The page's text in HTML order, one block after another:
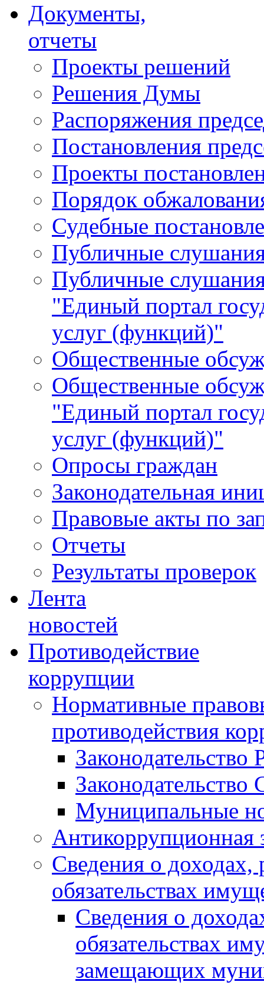
Документы,
отчеты
Проекты решений
Решения Думы
Распоряжения
Постановления
Проекты
Порядок
Судебные
Публичные
Публичные
"Единый портал
услуг (функций)"
Общественные
Общественные
"Единый портал
услуг (функций)"
Опросы граждан
Законодательная
Правовые акты по
Отчеты
Результаты проверок
Лента
новостей
Противодействие
коррупции
Нормативные
противодействия
Законодательство
Муниципальные
Антикоррупционная
Сведения о доходах,
обязательствах
Сведения о
обязательствах
замещающих